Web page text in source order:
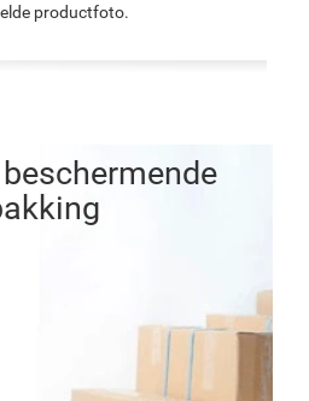
productfoto.